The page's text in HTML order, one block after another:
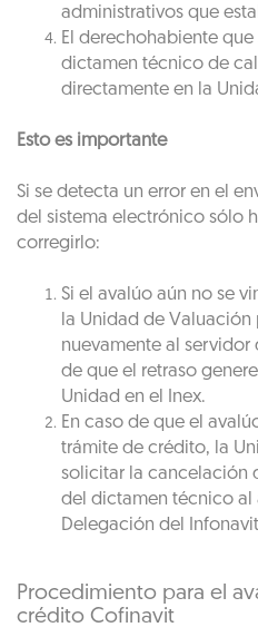
administrativos que
El derechohabiente
dictamen técnico de
directamente en la
Esto es importante
Si se detecta un error en el
del sistema electrónico sólo
corregirlo:
Si el avalúo aún no se
la Unidad de
nuevamente al
de que el retraso
Unidad en el Inex.
En caso de que el
trámite de crédito, la
solicitar la cancelación
del dictamen técnico al
Delegación del
Procedimiento para el
crédito Cofinavit